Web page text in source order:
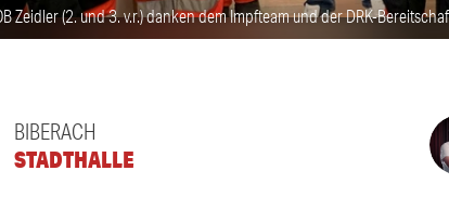
Zeidler (2. und 3. v.r.) danken dem Impfteam und der DRK-
BIBERACH
STADTHALLE